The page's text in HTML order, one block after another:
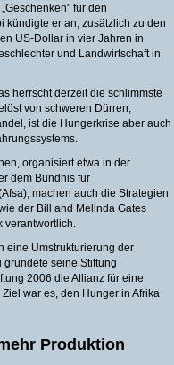
für den
kündigte er an, zusätzlich zu den
US-Dollar in vier Jahren in
und Landwirtschaft in
herrscht derzeit die schlimmste
von schweren Dürren,
ist die Hungerkrise aber auch
organisiert etwa in der
dem Bündnis für
machen auch die Strategien
der Bill and Melinda Gates
verantwortlich.
eine Umstrukturierung der
gründete seine Stiftung
2006 die Allianz für eine
war es, den Hunger in Afrika
Produktion